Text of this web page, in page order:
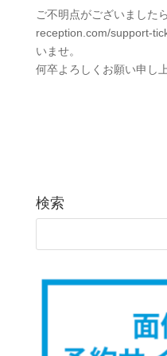
ご不明点がございました
reception.com/support-
いませ。
何卒よろしくお願い申し
検索